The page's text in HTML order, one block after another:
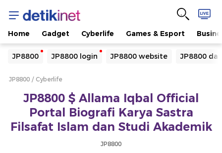
Home Gadget Cyberlife Games & Esport
JP8800 JP8800 login JP8800 website JP8800
Yang sedang ramai dicari
Loading...
Loading...
JP8800 Cyberlife
JP8800 $ Allama Iqbal Official
Portal Biografi Karya Sastra
Filsafat Islam dan Studi Akademik
JP8800